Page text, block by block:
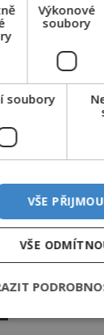
Marsu? Je na
Podivné
Výkonové
soubory
soubory
VŠE
VŠE